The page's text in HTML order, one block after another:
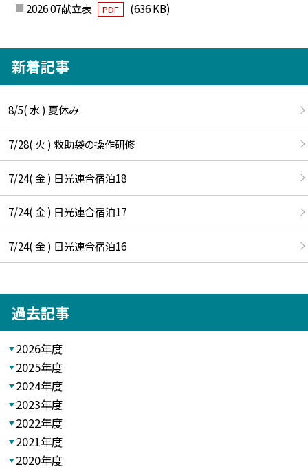
2026.07献立表 PDF (636 KB)
新着記事
8/5( 水 ) 夏休み
7/28( 火 ) 救助袋の操作研修
7/24( 金 ) 日光連合宿泊18
7/24( 金 ) 日光連合宿泊17
7/24( 金 ) 日光連合宿泊16
過去記事
2026年度
2025年度
2024年度
2023年度
2022年度
2021年度
2020年度